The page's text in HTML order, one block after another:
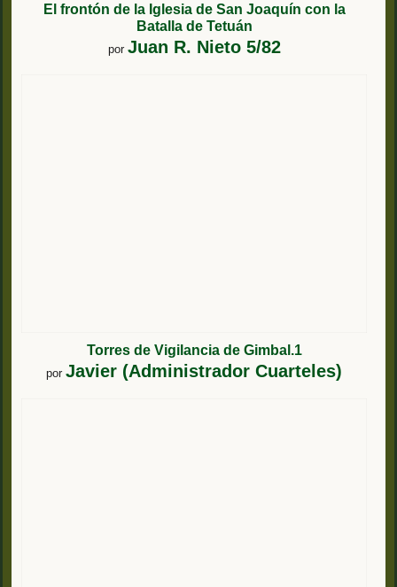
El frontón de la Iglesia de San Joaquín con la
Batalla de Tetuán
por Juan R. Nieto 5/82
Torres de Vigilancia de Gimbal.1
por Javier (Administrador Cuarteles)